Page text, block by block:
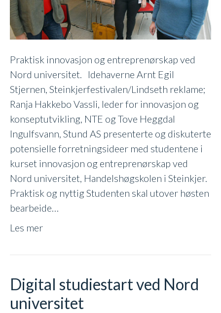
Praktisk innovasjon og entreprenørskap ved
Nord universitet. Idehaverne Arnt Egil
Stjernen, Steinkjerfestivalen/Lindseth reklame;
Ranja Hakkebo Vassli, leder for innovasjon og
konseptutvikling, NTE og Tove Heggdal
Ingulfsvann, Stund AS presenterte og diskuterte
potensielle forretningsideer med studentene i
kurset innovasjon og entreprenørskap ved
Nord universitet, Handelshøgskolen i Steinkjer.
Praktisk og nyttig Studenten skal utover høsten
bearbeide…
Les mer
Digital studiestart ved Nord
universitet